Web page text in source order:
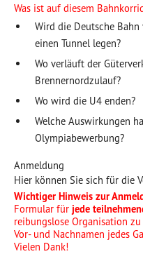
Was ist auf diesem
Wird die Deutsche
einen Tunnel legen?
Wo verläuft der
Brennernordzulauf?
Wo wird die U4 enden?
Welche Auswirkungen
Olympiabewerbung?
Anmeldung
Hier können Sie sich für die
Wichtiger Hinweis zur
Formular für jede
reibungslose Organisation
Vor- und Nachnamen jedes
Vielen Dank!